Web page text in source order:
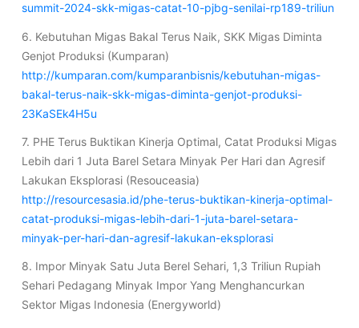
summit-2024-skk-migas-catat-10-pjbg-senilai-rp189-triliun
6. Kebutuhan Migas Bakal Terus Naik, SKK Migas Diminta
Genjot Produksi (Kumparan)
http://kumparan.com/kumparanbisnis/kebutuhan-migas-
bakal-terus-naik-skk-migas-diminta-genjot-produksi-
23KaSEk4H5u
7. PHE Terus Buktikan Kinerja Optimal, Catat Produksi Migas
Lebih dari 1 Juta Barel Setara Minyak Per Hari dan Agresif
Lakukan Eksplorasi (Resouceasia)
http://resourcesasia.id/phe-terus-buktikan-kinerja-optimal-
catat-produksi-migas-lebih-dari-1-juta-barel-setara-
minyak-per-hari-dan-agresif-lakukan-eksplorasi
8. Impor Minyak Satu Juta Berel Sehari, 1,3 Triliun Rupiah
Sehari Pedagang Minyak Impor Yang Menghancurkan
Sektor Migas Indonesia (Energyworld)